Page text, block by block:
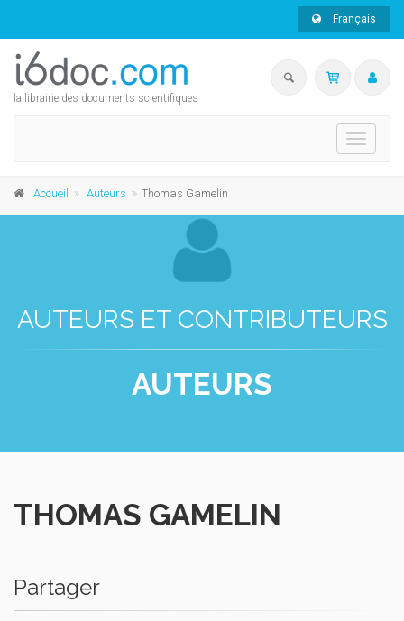
Français
la librairie des documents scientifiques
Toggle
Accueil Auteurs Thomas Gamelin
AUTEURS ET CONTRIBUTEURS
AUTEURS
THOMAS GAMELIN
Partager